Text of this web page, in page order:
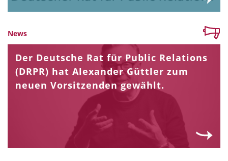
News
Der Deutsche Rat für Public Relations
(DRPR) hat Alexander Güttler zum
neuen Vorsitzenden gewählt.